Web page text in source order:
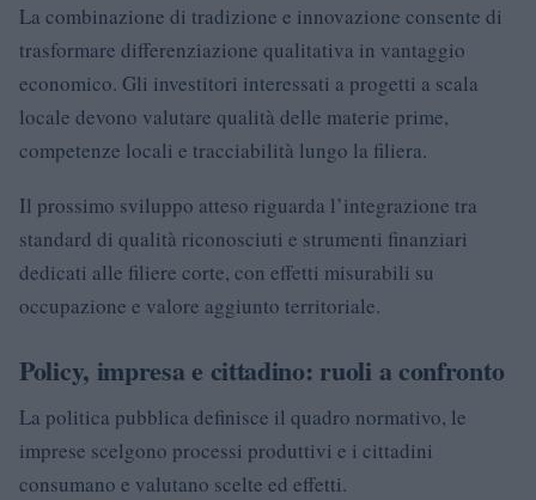
La combinazione di tradizione e innovazione consente di
trasformare differenziazione qualitativa in vantaggio
economico. Gli investitori interessati a progetti a scala
locale devono valutare qualità delle materie prime,
competenze locali e tracciabilità lungo la filiera.
Il prossimo sviluppo atteso riguarda l’integrazione tra
standard di qualità riconosciuti e strumenti finanziari
dedicati alle filiere corte, con effetti misurabili su
occupazione e valore aggiunto territoriale.
Policy, impresa e cittadino: ruoli a confronto
La politica pubblica definisce il quadro normativo, le
imprese scelgono processi produttivi e i cittadini
consumano e valutano scelte ed effetti.